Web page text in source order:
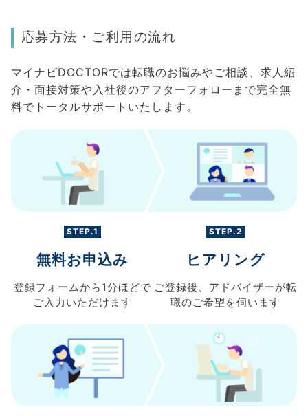
応募方法・ご利用の流れ
マイナビDOCTORでは転職のお悩みやご相談、求人紹
介・面接対策や入社後のアフターフォローまで完全無
料でトータルサポートいたします。
STEP.1
無料お申込み
登録フォームから 1分ほどで
ご入力 いただけます
STEP.2
ヒアリング
ご登録後、 アドバイザーが転
職のご希望を伺います